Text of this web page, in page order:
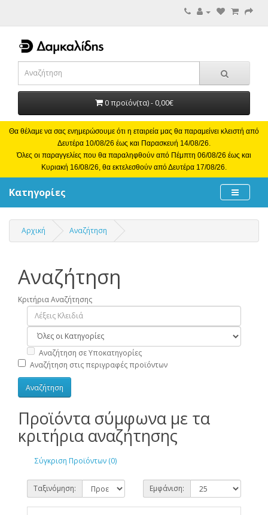
0 προϊόν(τα) - 0,00€
Θα θέλαμε να σας ενημερώσουμε ότι η εταιρεία μας θα παραμείνει κλειστή από
Δευτέρα 10/08/26 έως και Παρασκευή 14/08/26.
Όλες οι παραγγελίες που θα παραληφθούν από Πέμπτη 06/08/26 έως και
Κυριακή 16/08/26, θα εκτελεσθούν από Δευτέρα 17/08/26.
Κατηγορίες
Αρχική Αναζήτηση
Αναζήτηση
Κριτήρια Αναζήτησης
Αναζήτηση σε Υποκατηγορίες
Αναζήτηση στις περιγραφές προϊόντων
Προϊόντα σύμφωνα με τα
κριτήρια αναζήτησης
Σύγκριση Προϊόντων (0)
Ταξινόμηση: Εμφάνιση: